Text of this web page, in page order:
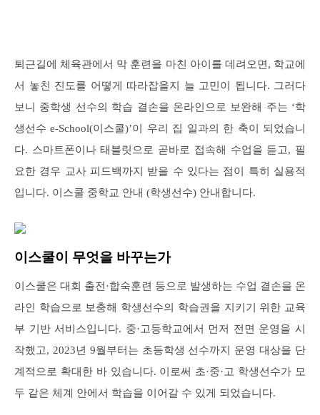
퇴근길에 체육관에서 막 훈련을 마친 아이를 데려오면, 학교에
서 놓친 진도를 어떻게 따라잡을지 늘 고민이 됩니다. 그러다
보니 중학생 선수의 학습 결손을 온라인으로 보완해 주는 ‘학
생선수 e-School(이스쿨)’이 우리 집 일과의 한 축이 되었습니
다. 스마트폰이나 태블릿으로 곧바로 접속해 수업을 듣고, 필
요한 경우 교사 피드백까지 받을 수 있다는 점이 특히 실용적
입니다. 이스쿨 중학교 안내 (학생선수) 안내합니다.
이스쿨이 무엇을 바꾸는가
이스쿨은 대회 출전·합숙훈련 등으로 발생하는 수업 결손을 온
라인 학습으로 보충해 학생선수의 학습권을 지키기 위한 교육
부 기반 서비스입니다. 중·고등학교에서 먼저 전면 운영을 시
작했고, 2023년 9월부터는 초등학생 선수까지 운영 대상을 단
계적으로 확대한 바 있습니다. 이로써 초·중·고 학생선수가 모
두 같은 체계 안에서 학습을 이어갈 수 있게 되었습니다.